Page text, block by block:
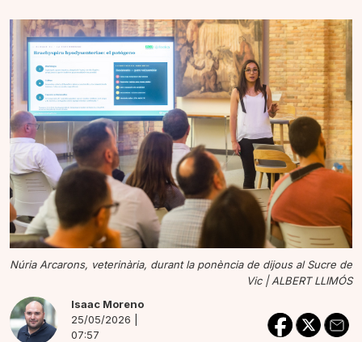
Núria Arcarons, veterinària, durant la ponència de dijous al Sucre de
Vic |ALBERT LLIMÓS
Isaac Moreno
25/05/2026 |
07:57